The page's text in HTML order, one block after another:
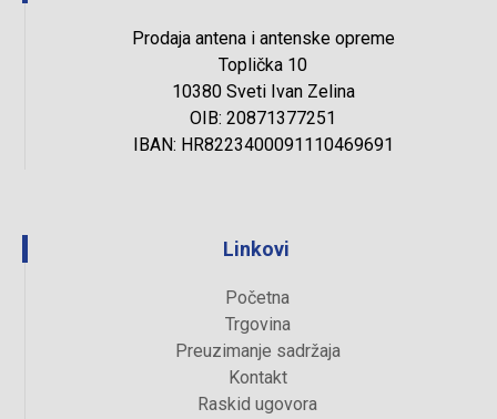
Prodaja antena i antenske opreme
Toplička 10
10380 Sveti Ivan Zelina
OIB: 20871377251
IBAN: HR8223400091110469691
Linkovi
Početna
Trgovina
Preuzimanje sadržaja
Kontakt
Raskid ugovora